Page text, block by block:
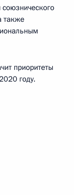
также
приоритеты
году.